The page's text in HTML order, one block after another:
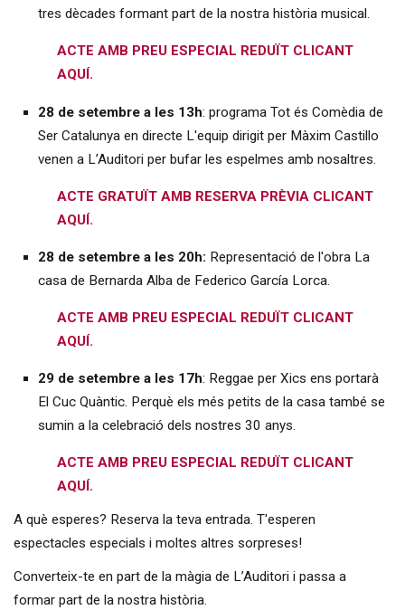
tres dècades formant part de la nostra història musical.
ACTE AMB PREU ESPECIAL REDUÏT CLICANT
AQUÍ.
28 de setembre a les 13h: programa Tot és Comèdia de
Ser Catalunya en directe L'equip dirigit per Màxim Castillo
venen a L’Auditori per bufar les espelmes amb nosaltres.
ACTE GRATUÏT AMB RESERVA PRÈVIA CLICANT
AQUÍ.
28 de setembre a les 20h: Representació de l'obra La
casa de Bernarda Alba de Federico García Lorca.
ACTE AMB PREU ESPECIAL REDUÏT CLICANT
AQUÍ.
29 de setembre a les 17h: Reggae per Xics ens portarà
El Cuc Quàntic. Perquè els més petits de la casa també se
sumin a la celebració dels nostres 30 anys.
ACTE AMB PREU ESPECIAL REDUÏT CLICANT
AQUÍ.
A què esperes? Reserva la teva entrada. T'esperen
espectacles especials i moltes altres sorpreses!
Converteix-te en part de la màgia de L’Auditori i passa a
formar part de la nostra història.